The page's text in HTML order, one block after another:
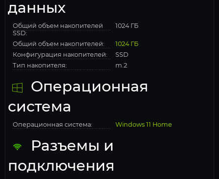
данных
Общий объем накопителей
SSD:
1024 ГБ
Общий объем накопителей:
1024 ГБ
Конфигурация накопителей:
SSD
Тип накопителя:
m.2
Операционная
система
Операционная система: Windows 11 Home
Разъемы и
подключения